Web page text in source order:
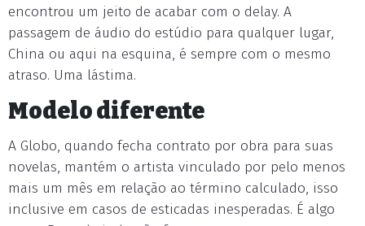
encontrou um jeito de acabar com o delay. A
passagem de áudio do estúdio para qualquer lugar,
China ou aqui na esquina, é sempre com o mesmo
atraso. Uma lástima.
Modelo diferente
A Globo, quando fecha contrato por obra para suas
novelas, mantém o artista vinculado por pelo menos
mais um mês em relação ao término calculado, isso
inclusive em casos de esticadas inesperadas. É algo